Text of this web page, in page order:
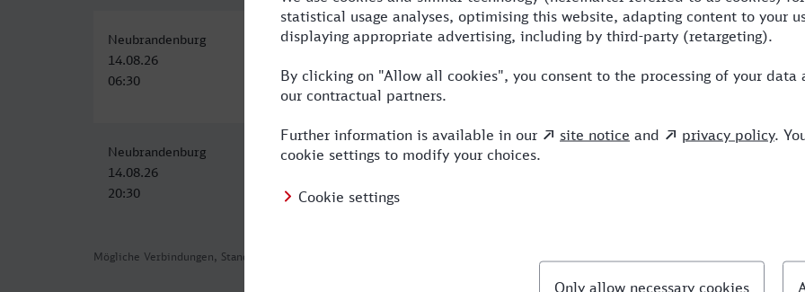
Mögliche Verbindungen, Stand: 2026-07-31 03:38
Neubrandenburg
14.08.26
06:30
Speyer Hbf
14:46
8:16 2 RE,ICE
Neubrandenburg
14.08.26
20:30
Speyer Hbf
08:46
12:16 2